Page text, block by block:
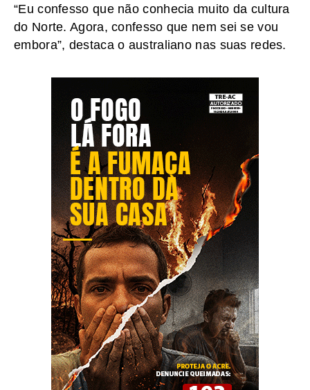
“Eu confesso que não conhecia muito da cultura
do Norte. Agora, confesso que nem sei se vou
embora”, destaca o australiano nas suas redes.